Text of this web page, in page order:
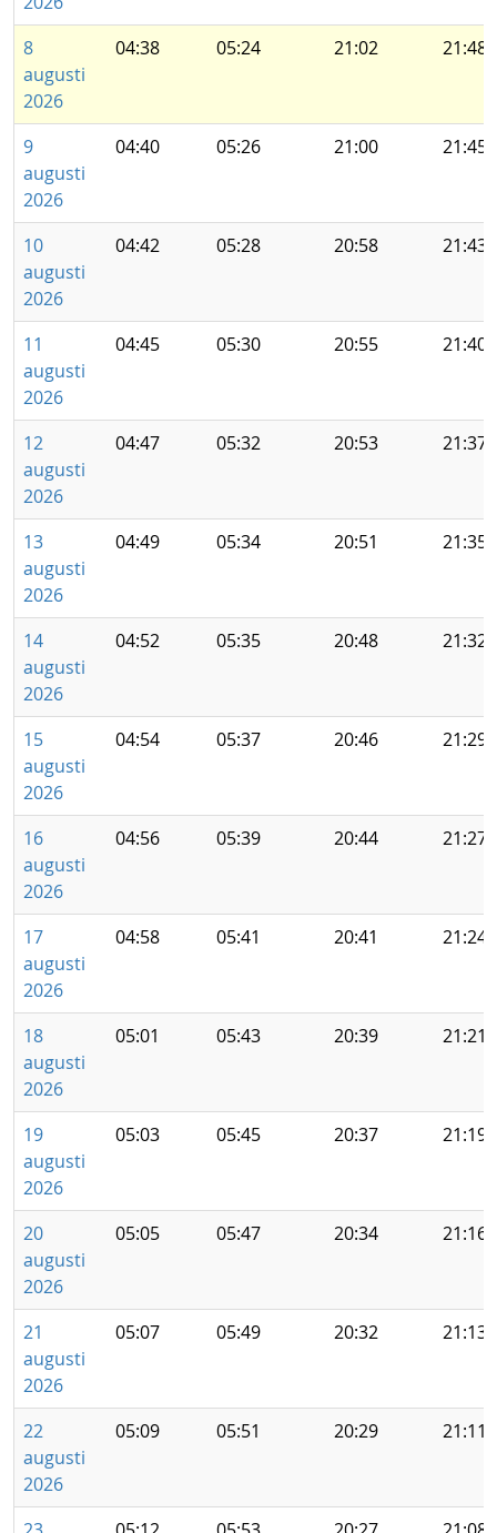
8
augusti
2026
04:38 05:24 21:02 21:48
9
augusti
2026
04:40 05:26 21:00 21:45
10
augusti
2026
04:42 05:28 20:58 21:43
11
augusti
2026
04:45 05:30 20:55 21:40
12
augusti
2026
04:47 05:32 20:53 21:37
13
augusti
2026
04:49 05:34 20:51 21:35
14
augusti
2026
04:52 05:35 20:48 21:32
15
augusti
2026
04:54 05:37 20:46 21:29
16
augusti
2026
04:56 05:39 20:44 21:27
17
augusti
2026
04:58 05:41 20:41 21:24
18
augusti
2026
05:01 05:43 20:39 21:21
19
augusti
2026
05:03 05:45 20:37 21:19
20
augusti
2026
05:05 05:47 20:34 21:16
21
augusti
2026
05:07 05:49 20:32 21:13
22
augusti
2026
05:09 05:51 20:29 21:11